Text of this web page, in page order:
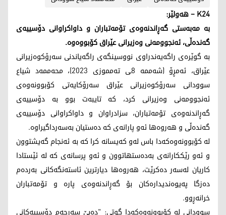
K24 – هەولێر:
به‌ مه‌به‌ستی گه‌ڕاندنه‌وه‌ی تۆمه‌تباران و داواكراوانی دۆسییه‌ی
گه‌نده‌ڵی، ئه‌نجوومه‌نی وه‌زیرانی عێراق كۆبووه‌وه‌.
به‌ گوێره‌ی راگه‌یه‌ندراوی نووسینگه‌ی راگه‌یاندنی سه‌رۆكوه‌زیرانی
عێراق، ئه‌مڕۆ (شه‌ممه‌ 8ـی ته‌مموزی 2023)، محه‌ممه‌د شیاع
سوودانی سه‌رۆكوه‌زیرانی عێراق سه‌رۆكایه‌تی كۆبوونه‌وه‌ی
ئه‌نجوومه‌نی وه‌زیرانی كرد، كه‌ تایبه‌ت بوو به‌ دۆسییه‌ی
گه‌ڕاندنه‌وه‌ی تۆمه‌تباران، سزادراوان و داواكراوانی دۆسییه‌ی
گه‌نده‌ڵی و هه‌روه‌ها ئه‌و پارانه‌ی كه‌ ده‌ستیان به‌سه‌رداگیراوه‌.
لە کۆبوونەوەکەدا باس لەو کەیسانە کرا کە بە ئەنجام گەیشتوون
و ئەو رێكکارانەی بەدەستهاتوون و ئەو پرسانەی کە لە ئێستادا
کاریان لەسەر دەکرێت، هەروەها دیارترین ئاستەنگەکانی بەردەم
دەزگا پەیوەندیدارەکان بۆ گەڕاندنەوەی پارە و تۆمەتباران
خرانەڕوو.